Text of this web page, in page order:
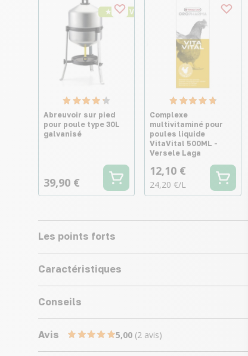
★ Top Vente
Abreuvoir sur pied
pour poule type 30L
galvanisé
39,90 €
Complexe
multivitaminé pour
poules liquide
VitaVital 500ML -
Versele Laga
12,10 €
24,20 €/L
Les points forts
Caractéristiques
Conseils
Avis 5,00 (2 avis)